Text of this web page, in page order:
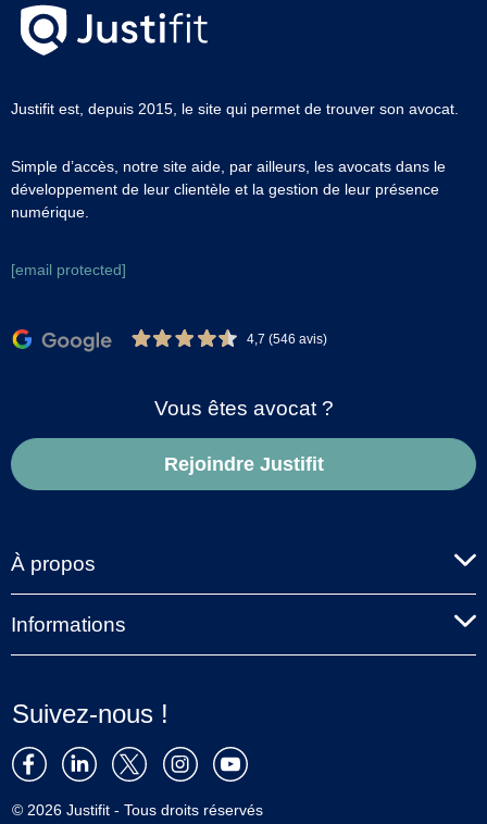
Justifit est, depuis 2015, le site qui permet de trouver son avocat.
Simple d’accès, notre site aide, par ailleurs, les avocats dans le
développement de leur clientèle et la gestion de leur présence
numérique.
[email protected]
4,7 (546 avis)
Vous êtes avocat ?
Rejoindre Justifit
À propos
Informations
Suivez-nous !
© 2026 Justifit - Tous droits réservés